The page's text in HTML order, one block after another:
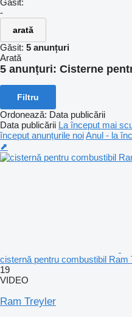
Găsit:
-
arată
Găsit: 5 anunțuri
Arată
5 anunțuri: Cisterne
Filtru
Ordonează: Data publicării
Data publicării La început mai
început anunțurile noiAnul - la
⬈
cisternă pentru combustibil Ram
19
VIDEO
Ram Treyler